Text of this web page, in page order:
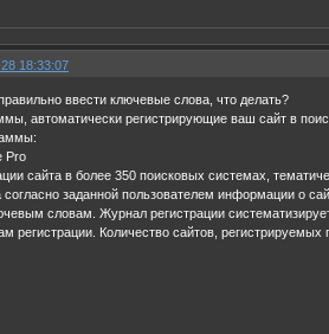
18:33:07
ввести ключевые слова, что делать?
автоматически регистрирующие ваш сайт в
Pro
сайта в более 350 поисковых системах,
согласно заданной пользователем информации о
словам. Журнал регистрации
регистрации. Количество сайтов, регистрируемых